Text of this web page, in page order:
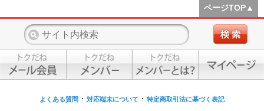
ページTOP▲
よくある質問 ・ 対応端末について ・ 特定商取引法に基づく表記